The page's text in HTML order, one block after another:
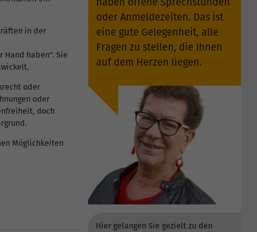
in der
Hand haben". Sie
oder
oder
doch
Möglichkeiten
oder Anmeldezeiten. Das ist
eine gute Gelegenheit, alle
Fragen zu stellen, die Ihnen
auf dem Herzen liegen.
Hier gelangen Sie gezielt zu den